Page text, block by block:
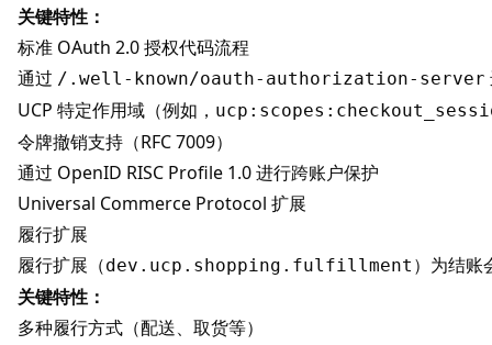
关键特性：
标准 OAuth 2.0 授权代码流程
通过 /.well-known/oauth-authorization-server
UCP 特定作用域（例如，
令牌撤销支持（RFC 7009）
通过 OpenID RISC Profile 1.0 进行跨账户保护
Universal Commerce Protocol 扩展
履行扩展
履行扩展（dev.ucp.shopping.fulfillment ）为结账
关键特性：
多种履行方式（配送、取货等）